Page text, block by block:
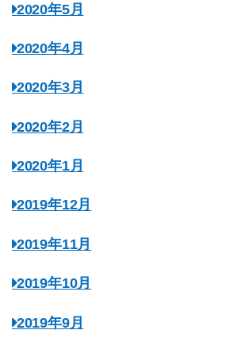
2020年5月
2020年4月
2020年3月
2020年2月
2020年1月
2019年12月
2019年11月
2019年10月
2019年9月